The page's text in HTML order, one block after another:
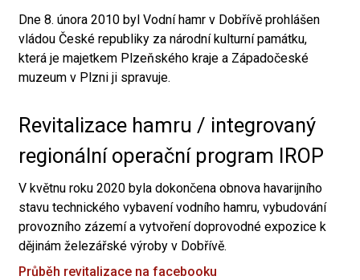
Dne 8. února 2010 byl Vodní hamr v Dobřívě prohlášen
vládou České republiky za národní kulturní památku,
která je majetkem Plzeňského kraje a Západočeské
muzeum v Plzni ji spravuje.
Revitalizace hamru / integrovaný
regionální operační program IROP
V květnu roku 2020 byla dokončena obnova havarijního
stavu technického vybavení vodního hamru, vybudování
provozního zázemí a vytvoření doprovodné expozice k
dějinám železářské výroby v Dobřívě.
Průběh revitalizace na facebooku